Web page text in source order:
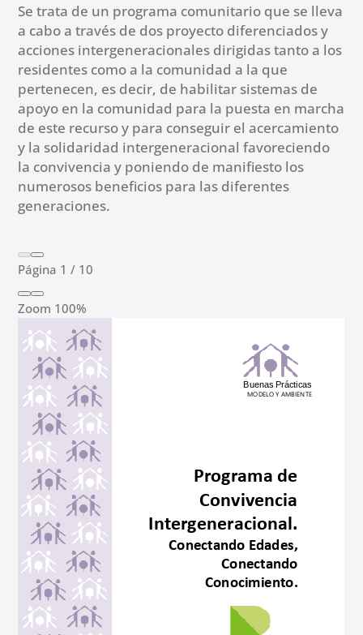
Se trata de un programa comunitario que se lleva
a cabo a través de dos proyecto diferenciados y
acciones intergeneracionales dirigidas tanto a los
residentes como a la comunidad a la que
pertenecen, es decir, de habilitar sistemas de
apoyo en la comunidad para la puesta en marcha
de este recurso y para conseguir el acercamiento
y la solidaridad intergeneracional favoreciendo
la convivencia y poniendo de manifiesto los
numerosos beneficios para las diferentes
generaciones.
Página 1 / 10
Zoom 100%